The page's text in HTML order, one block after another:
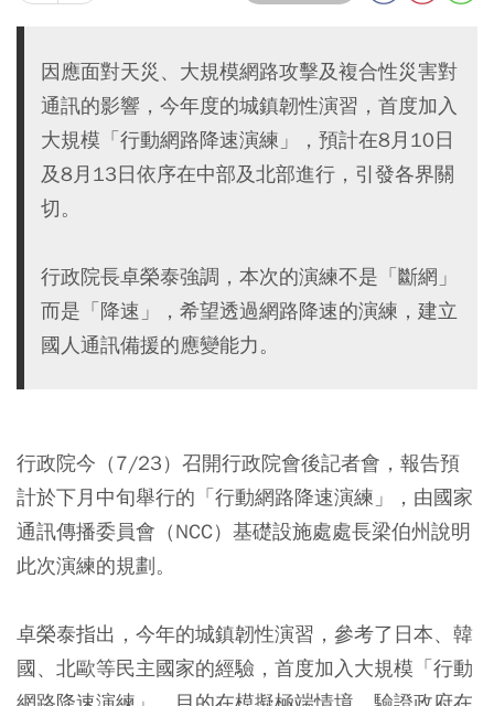
因應面對天災、大規模網路攻擊及複合性災害對
通訊的影響，今年度的城鎮韌性演習，首度加入
大規模「行動網路降速演練」，預計在8月10日
及8月13日依序在中部及北部進行，引發各界關
切。
行政院長卓榮泰強調，本次的演練不是「斷網」
而是「降速」，希望透過網路降速的演練，建立
國人通訊備援的應變能力。
行政院今（7/23）召開行政院會後記者會，報告預
計於下月中旬舉行的「行動網路降速演練」，由國家
通訊傳播委員會（NCC）基礎設施處處長梁伯州說明
此次演練的規劃。
卓榮泰指出，今年的城鎮韌性演習，參考了日本、韓
國、北歐等民主國家的經驗，首度加入大規模「行動